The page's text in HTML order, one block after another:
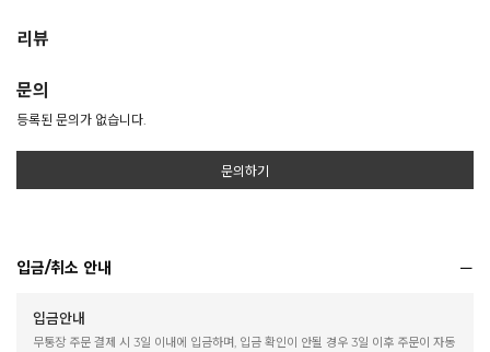
리뷰
문의
등록된 문의가 없습니다.
문의하기
입금/취소 안내
입금안내
무통장 주문 결제 시 3일 이내에 입금하며, 입금 확인이 안될 경우 3일 이후 주문이 자동